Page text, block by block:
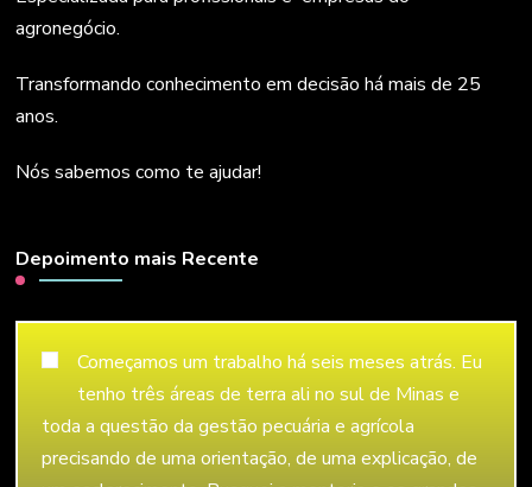
agronegócio.
Transformando conhecimento em decisão há mais de 25
anos.
Nós sabemos como te ajudar!
Depoimento mais Recente
Começamos um trabalho há seis meses atrás. Eu
tenho três áreas de terra ali no sul de Minas e
toda a questão da gestão pecuária e agrícola
precisando de uma orientação, de uma explicação, de